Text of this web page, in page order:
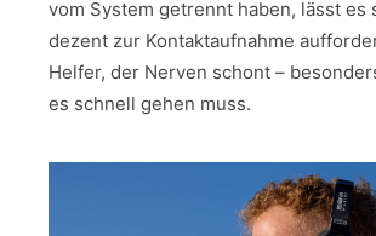
vom System getrennt haben, lässt es
dezent zur Kontaktaufnahme
Helfer, der Nerven schont –
es schnell gehen muss.